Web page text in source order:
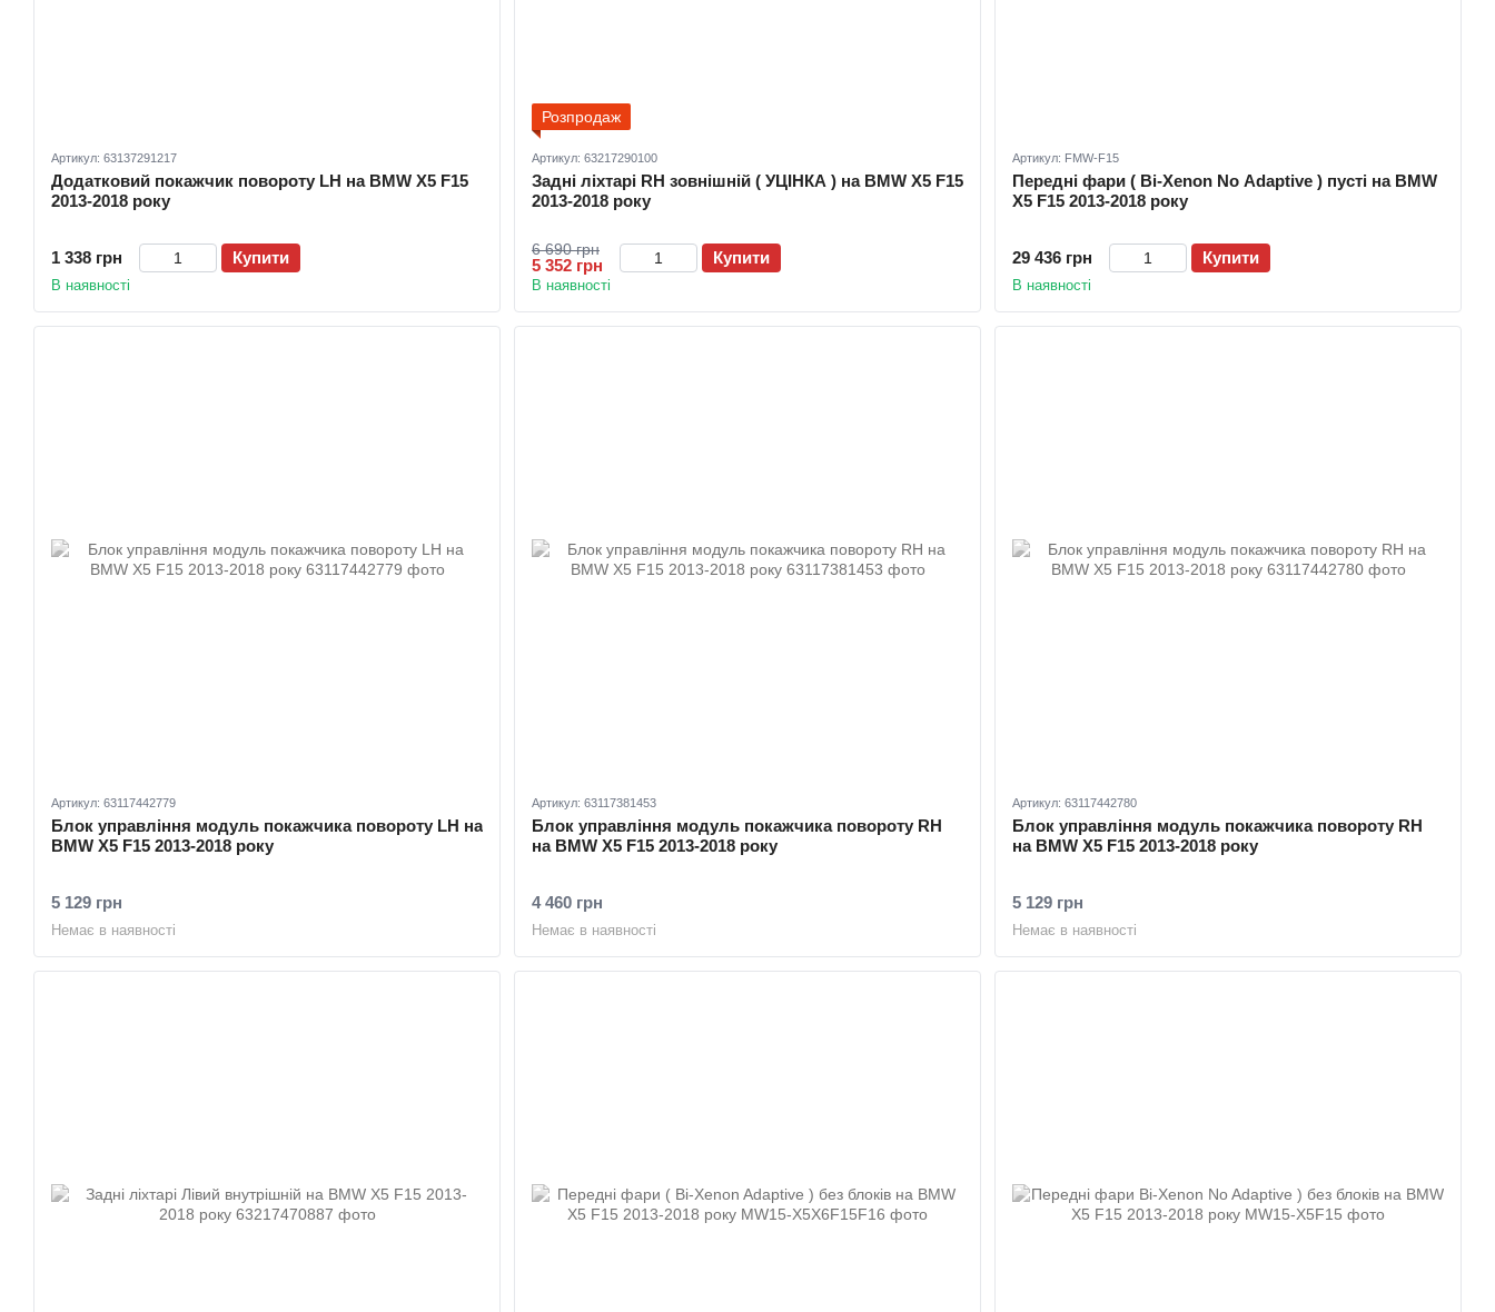
Артикул: 63137291217
Додатковий покажчик повороту LH на BMW X5 F15
2013-2018 року
1 338 грн Купити
В наявності
Розпродаж
Артикул: 63217290100
Задні ліхтарі RH зовнішній ( УЦІНКА ) на BMW X5 F15
2013-2018 року
6 690 грн
5 352 грн Купити
В наявності
Артикул: FMW-F15
Передні фари ( Bi-Xenon No Adaptive ) пусті на BMW
X5 F15 2013-2018 року
29 436 грн Купити
В наявності
Артикул: 63117442779
Блок управління модуль покажчика повороту LH на
BMW X5 F15 2013-2018 року
5 129 грн
Немає в наявності
Артикул: 63117381453
Блок управління модуль покажчика повороту RH
на BMW X5 F15 2013-2018 року
4 460 грн
Немає в наявності
Артикул: 63117442780
Блок управління модуль покажчика повороту RH
на BMW X5 F15 2013-2018 року
5 129 грн
Немає в наявності